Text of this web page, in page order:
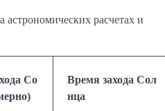
расчетах и
Со
Время захода Сол
нца